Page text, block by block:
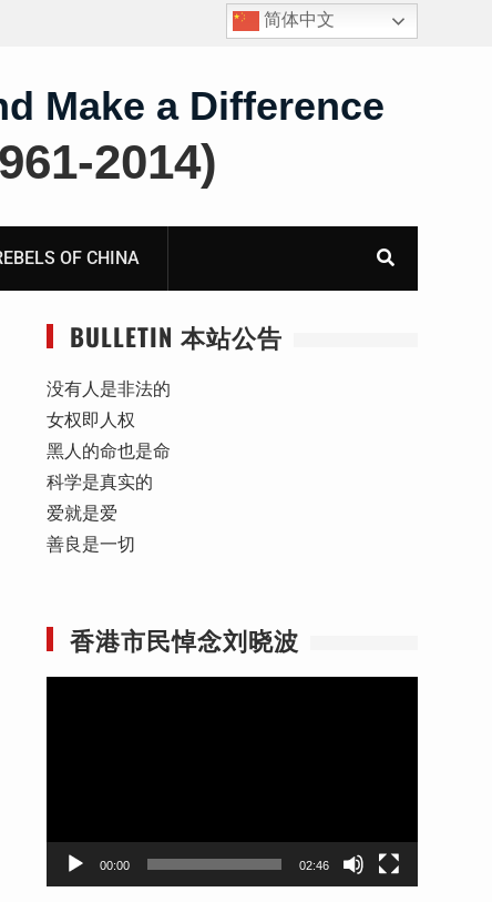
死人用的元宝，活人干的奴工——咸阳市渭城区看守所
简体中文
Make a Difference
2014)
OF CHINA
BULLETIN 本站公告
没有人是非法的
女权即人权
黑人的命也是命
科学是真实的
爱就是爱
善良是一切
香港市民悼念刘晓波
00:00 02:46